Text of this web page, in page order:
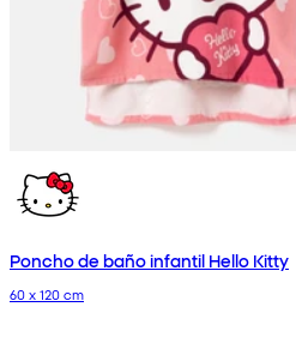
Poncho de baño infantil Hello Kitty
60 x 120 cm